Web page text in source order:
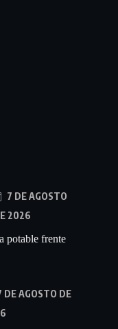
7 DE AGOSTO
2026
potable frente
DE AGOSTO DE